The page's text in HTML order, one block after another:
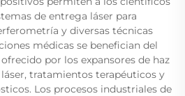
de entrega láser para
y diversas técnicas
médicas se benefician del
por los expansores de haz
tratamientos terapéuticos y
Los procesos industriales de